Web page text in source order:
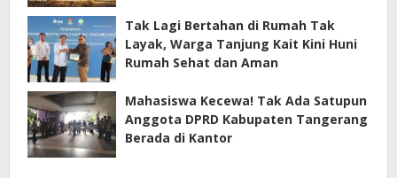
Tak Lagi Bertahan di Rumah Tak
Layak, Warga Tanjung Kait Kini Huni
Rumah Sehat dan Aman
Mahasiswa Kecewa! Tak Ada Satupun
Anggota DPRD Kabupaten Tangerang
Berada di Kantor